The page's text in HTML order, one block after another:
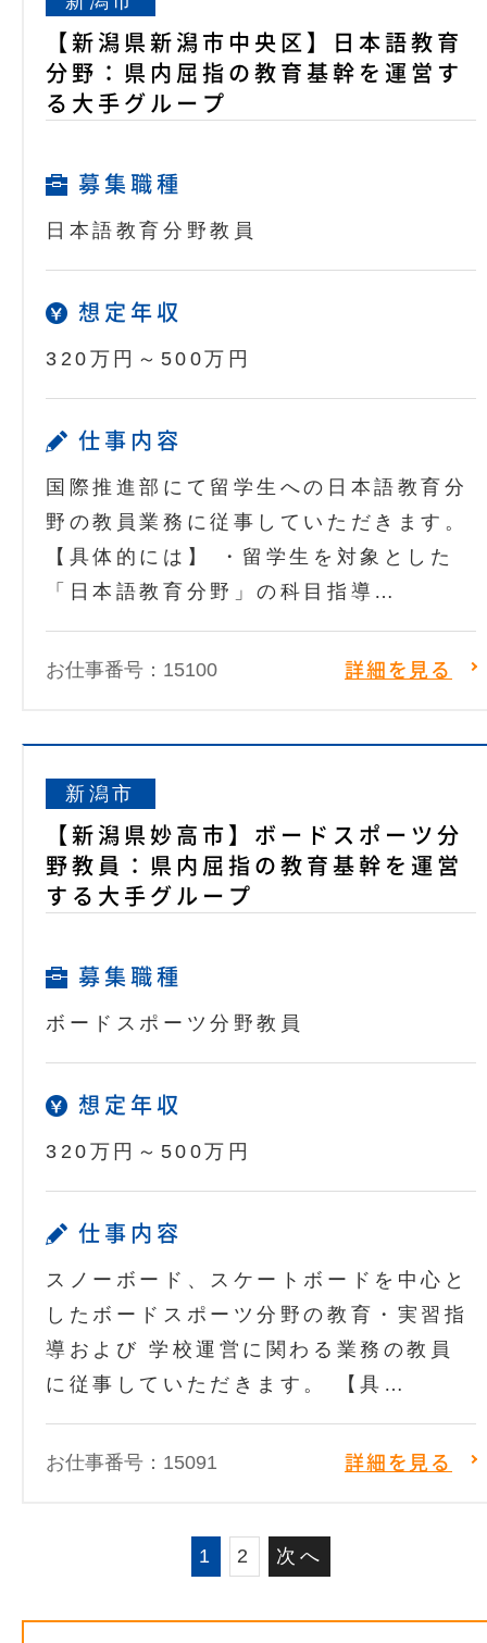
【新潟県新潟市中央区】日本語教育
分野：県内屈指の教育基幹を運営す
る大手グループ
募集職種
日本語教育分野教員
想定年収
320万円～500万円
仕事内容
国際推進部にて留学生への日本語教育分
野の教員業務に従事していただきます。
【具体的には】 ・留学生を対象とした
「日本語教育分野」の科目指導…
お仕事番号：15100 詳細を見る
新潟市
【新潟県妙高市】ボードスポーツ分
野教員：県内屈指の教育基幹を運営
する大手グループ
募集職種
ボードスポーツ分野教員
想定年収
320万円～500万円
仕事内容
スノーボード、スケートボードを中心と
したボードスポーツ分野の教育・実習指
導および 学校運営に関わる業務の教員
に従事していただきます。 【具…
お仕事番号：15091 詳細を見る
1 2 次へ